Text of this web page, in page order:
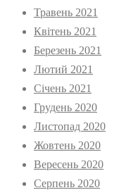
Травень 2021
Квітень 2021
Березень 2021
Лютий 2021
Січень 2021
Грудень 2020
Листопад 2020
Жовтень 2020
Вересень 2020
Серпень 2020